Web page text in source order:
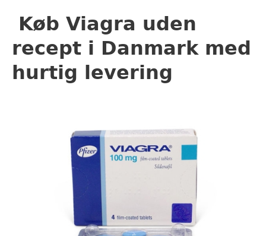
Køb Viagra uden
recept i Danmark med
hurtig levering